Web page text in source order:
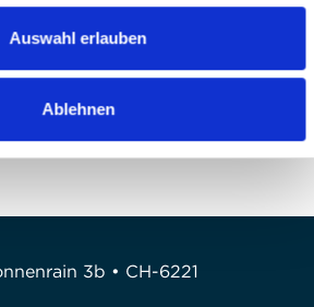
Auswahl erlauben
Ablehnen
3b • CH-6221